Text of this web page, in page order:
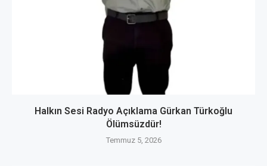
Halkın Sesi Radyo Açıklama Gürkan Türkoğlu
Ölümsüzdür!
Temmuz 5, 2026